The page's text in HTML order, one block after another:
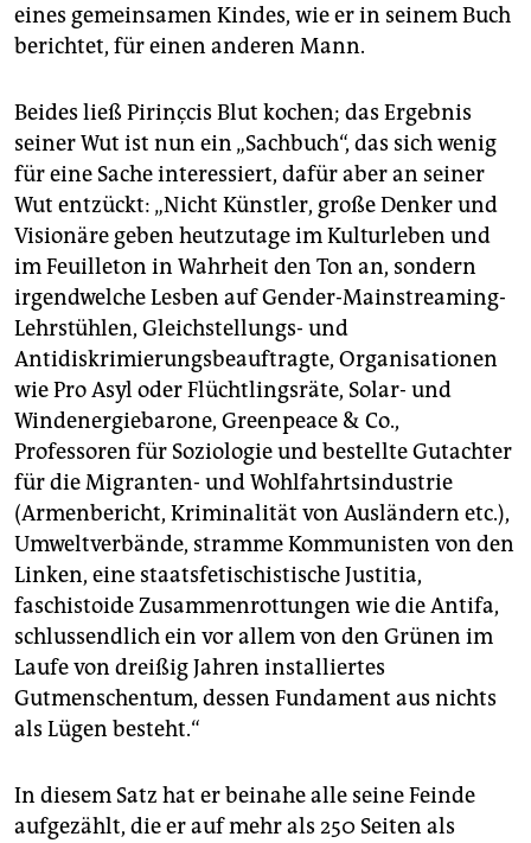
eines gemeinsamen Kindes, wie er in seinem Buch
berichtet, für einen anderen Mann.
Beides ließ Pirinçcis Blut kochen; das Ergebnis
seiner Wut ist nun ein „Sachbuch“, das sich wenig
für eine Sache interessiert, dafür aber an seiner
Wut entzückt: „Nicht Künstler, große Denker und
Visionäre geben heutzutage im Kulturleben und
im Feuilleton in Wahrheit den Ton an, sondern
irgendwelche Lesben auf Gender-Mainstreaming-
Lehrstühlen, Gleichstellungs- und
Antidiskrimierungsbeauftragte, Organisationen
wie Pro Asyl oder Flüchtlingsräte, Solar- und
Windenergiebarone, Greenpeace & Co.,
Professoren für Soziologie und bestellte Gutachter
für die Migranten- und Wohlfahrtsindustrie
(Armenbericht, Kriminalität von Ausländern etc.),
Umweltverbände, stramme Kommunisten von den
Linken, eine staatsfetischistische Justitia,
faschistoide Zusammenrottungen wie die Antifa,
schlussendlich ein vor allem von den Grünen im
Laufe von dreißig Jahren installiertes
Gutmenschentum, dessen Fundament aus nichts
als Lügen besteht.“
In diesem Satz hat er beinahe alle seine Feinde
aufgezählt, die er auf mehr als 250 Seiten als